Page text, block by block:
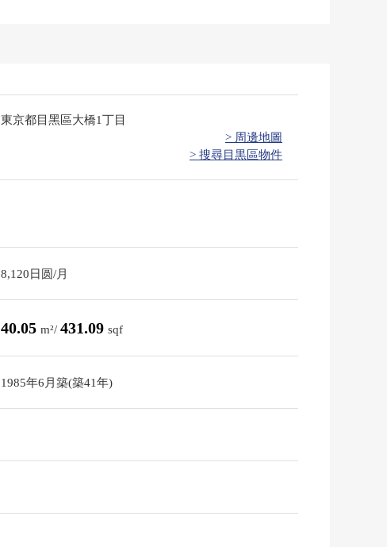
東京都目黑區大橋1丁目
> 周邊地圖
> 搜尋目黒區物件
8,120日圆/月
40.05 m²/ 431.09 sqf
1985年6月築(築41年)